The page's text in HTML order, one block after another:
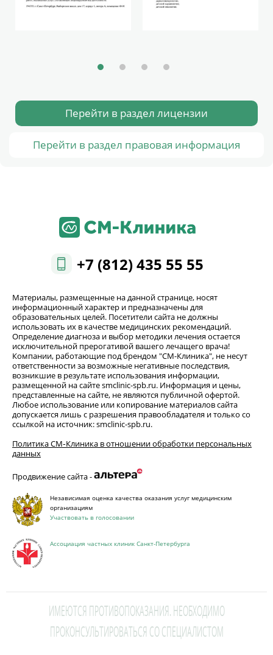
Перейти в раздел лицензии
Перейти в раздел правовая информация
+7 (812) 435 55 55
Материалы, размещенные на данной странице, носят
информационный характер и предназначены для
образовательных целей. Посетители сайта не должны
использовать их в качестве медицинских рекомендаций.
Определение диагноза и выбор методики лечения остается
исключительной прерогативой вашего лечащего врача!
Компании, работающие под брендом "СМ-Клиника", не несут
ответственности за возможные негативные последствия,
возникшие в результате использования информации,
размещенной на сайте smclinic-spb.ru. Информация и цены,
представленные на сайте, не являются публичной офертой.
Любое использование или копирование материалов сайта
допускается лишь с разрешения правообладателя и только со
ссылкой на источник: smclinic-spb.ru.
Политика СМ‑Клиника в отношении обработки персональных
данных
Продвижение сайта -
Независимая оценка качества оказания услуг медицинским
организациям
Участвовать в голосовании
Ассоциация частных клиник Санкт-Петербурга
ИМЕЮТСЯ ПРОТИВОПОКАЗАНИЯ. НЕОБХОДИМО
ПРОКОНСУЛЬТИРОВАТЬСЯ СО СПЕЦИАЛИСТОМ